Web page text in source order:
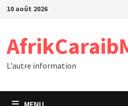
Passer
10 août 2026
L'autre information
MENU